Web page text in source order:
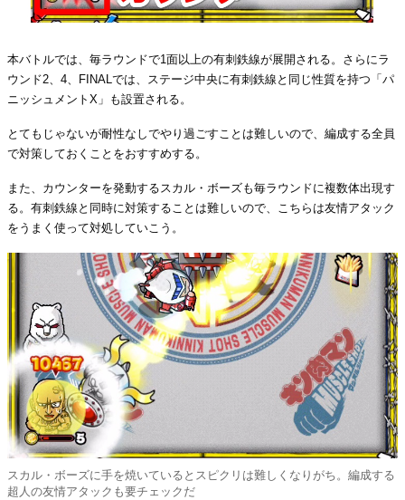
本バトルでは、毎ラウンドで1面以上の有刺鉄線が展開される。さらにラ
ウンド2、4、FINALでは、ステージ中央に有刺鉄線と同じ性質を持つ「パ
ニッシュメントX」も設置される。
とてもじゃないが耐性なしでやり過ごすことは難しいので、編成する全員
で対策しておくことをおすすめする。
また、カウンターを発動するスカル・ボーズも毎ラウンドに複数体出現す
る。有刺鉄線と同時に対策することは難しいので、こちらは友情アタック
をうまく使って対処していこう。
スカル・ボーズに手を焼いているとスピクリは難しくなりがち。編成する
超人の友情アタックも要チェックだ